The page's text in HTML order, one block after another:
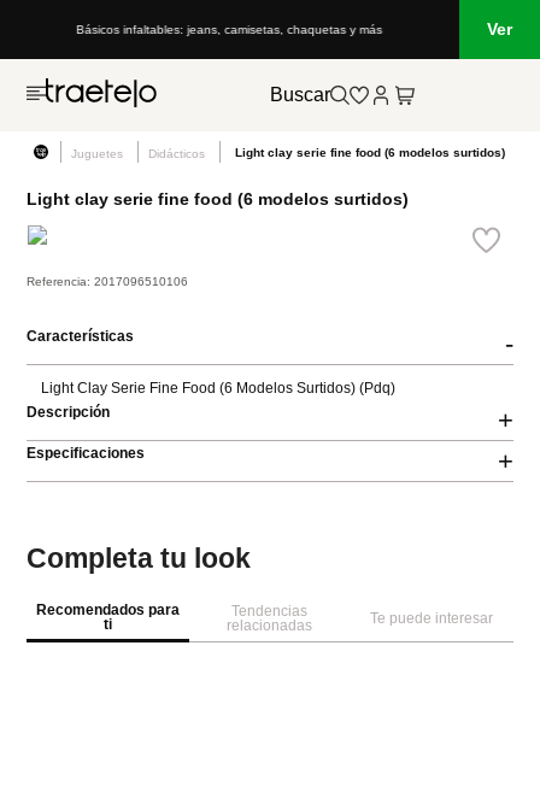
Básicos infaltables: jeans, camisetas, chaquetas y más Ver
Buscar
Juguetes Didácticos Light clay serie fine food (6 modelos surtidos)
Light clay serie fine food (6 modelos surtidos)
Referencia:2017096510106
Características -
Light Clay Serie Fine Food (6 Modelos Surtidos) (Pdq)
Descripción
+
Especificaciones +
Completa tu look
Recomendados para
ti
Tendencias
relacionadas
Te puede interesar